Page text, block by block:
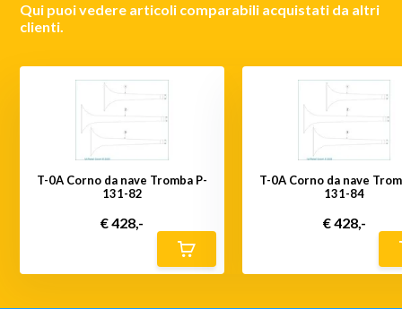
Qui puoi vedere articoli comparabili acquistati da altri
clienti.
T-0A Corno da nave Tromba P-
131-82
€ 428,-
T-0A Corno da nave
131-84
€ 428,-